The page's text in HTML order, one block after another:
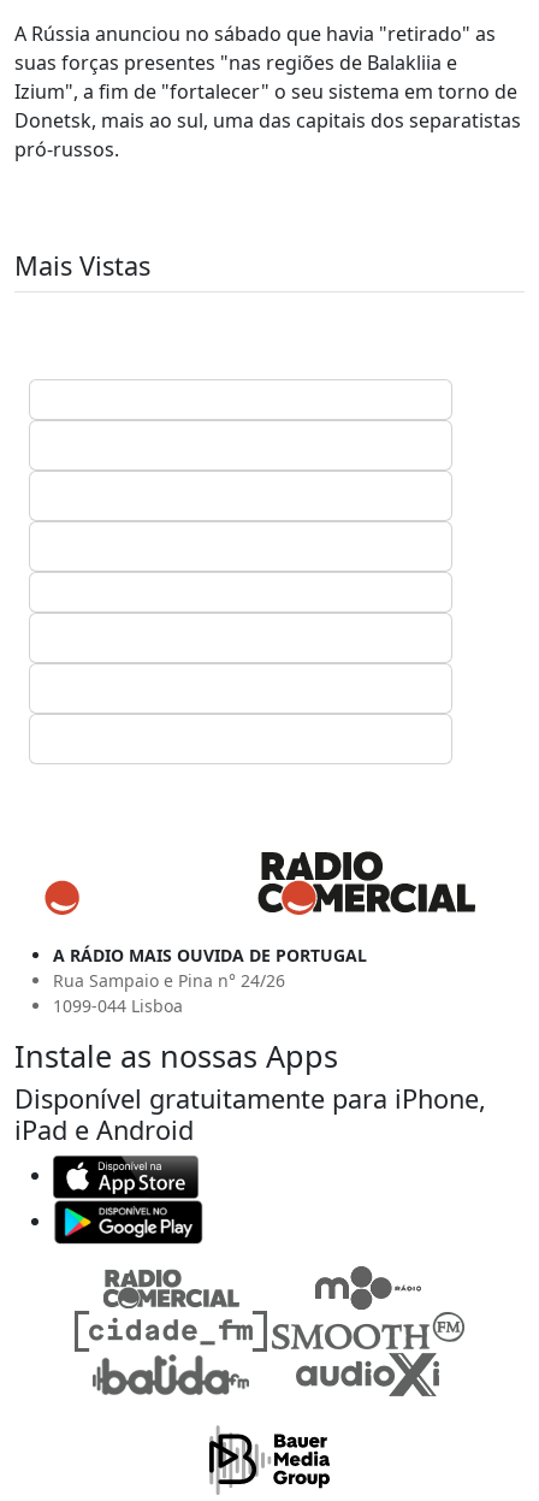
A Rússia anunciou no sábado que havia "retirado" as
suas forças presentes "nas regiões de Balakliia e
Izium", a fim de "fortalecer" o seu sistema em torno de
Donetsk, mais ao sul, uma das capitais dos separatistas
pró-russos.
Mais Vistas
A RÁDIO MAIS OUVIDA DE PORTUGAL
Rua Sampaio e Pina n° 24/26
1099-044 Lisboa
Instale as nossas Apps
Disponível gratuitamente para iPhone,
iPad e Android